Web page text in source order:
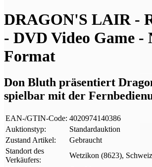
DRAGON'S LAIR -
- DVD Video Game -
Format
Don Bluth präsentiert
spielbar mit der
EAN-/GTIN-Code: 4020974140386
Auktionstyp:
Standardauktion
Zustand Artikel:
Gebraucht
Standort des
Verkäufers:
Wetzikon (8623), Schweiz